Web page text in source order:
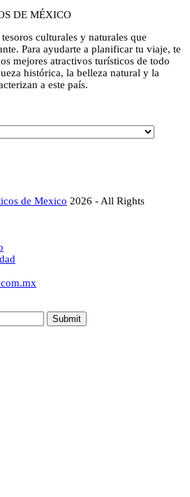
DE MÉXICO
culturales y naturales que
Para ayudarte a planificar tu viaje, te
mejores atractivos turísticos de todo
histórica, la belleza natural y la
a este país.
de Mexico 2026 - All Rights
Submit